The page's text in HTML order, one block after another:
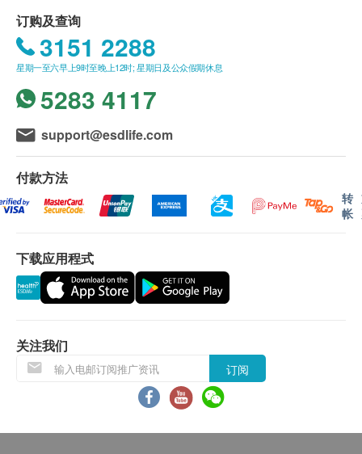
降低临床湿敏指数(SCORAD)
提升整体健康生活素质，包括睡眠、情绪及体力
促进肠道健康、强免疫
改善肠道益菌(微生态) 平衡，抑压坏菌繁殖，提升
肠道健康及免疫力
促进消化系统机能(胃气或肚胀问题)
有助减低肠胃敏感、改善肠易激
腹泻后调理
抗病入侵
增强上呼吸道免疫力，感染防御
成效
配合长双歧杆菌及多种双歧杆菌(比菲德氏菌) 有助
促进抗体产生，加快病后复元，减少「长新冠」征
主要成份
Lab4-AD 260亿活益菌(双歧杆菌CUL34、两歧双歧杆
菌CUL20、唾液乳酸杆菌CUL61、副干酪杆菌CUL-
08、鼠李糖乳杆菌LGG、唾液乳酸杆菌、青春双歧杆
菌、嗜酸乳杆菌CUL21、长双歧杆菌、益生元(菊苣纤
务。 账单总额未满HK$300需附加HK$30运费。
我们将于确定订单后1-3个工作天内安排发货。
不排除运送时间会因节日而有所影响。 当八号烈
风讯号悬挂或黑色暴雨警告生效时，送货服务时间
将会延迟。
认。 倘若健康网购health. ESDlife未能提供任何订
单上的货品，健康网购health. ESDlife有权拒绝接
受该订单，并且会于送货前透过电话或电邮通知顾
客再作安排。
当顾客收取已订购之货品时，有责任检查货品是否
有损毁情况，一经确认签收，恕不接受退换。
退换产品必须包装完整，如退换之产品有任何残缺
如有其他损坏或遗漏查询，顾客必须保留有效收据
正本，并于送货后3个工作天内按下列方式联络
Pony Supermarket客户服务部跟进。
订购及查询
3151 2288
星期一至六早上9时至晚上12时; 星期日及公众假期休息
5283 4117
support@esdlife.com
付款方法
转
帐
下载应用程式
关注我们
订阅